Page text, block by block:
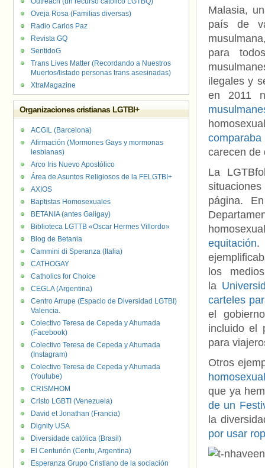
Malasia,
país de
para
ilegales y
en 2011
carecen de
La
página.
equitación.
los
la
carteles
el
incluido el
para
Otros
que ya
de un
la
por usar
Oveja Rosa (Familias diversas)
Radio Carlos Paz
Revista GQ
SentidoG
Trans Lives Matter (Recordando a Nuestros
Muertos/listado personas trans asesinadas)
XtraMagazine
Organizaciones cristianas LGTBI+
ACGIL (Barcelona)
Afirmación (Mormones Gays y mormonas
lesbianas)
Arco Iris Nuevo Apostólico
Área de Asuntos Religiosos de la FELGTBI+
AXIOS
Baptistas Homosexuales
BETANIA (antes Galigay)
Biblioteca LGTTB «Oscar Hermes Villordo»
Blog de Betania
Cammini di Speranza (Italia)
CATHOGAY
Catholics for Choice
CEGLA (Argentina)
Centro Arrupe (Espacio de Diversidad LGTBI)
Valencia.
Colectivo Teresa de Cepeda y Ahumada
(Facebook)
Colectivo Teresa de Cepeda y Ahumada
(Instagram)
Colectivo Teresa de Cepeda y Ahumada
(Youtube)
CRISMHOM
Cristo LGBTI (Venezuela)
David et Jonathan (Francia)
Dignity USA
Diversidade católica (Brasil)
El Centurión (Centu, Argentina)
Esperanza Grupo Cristiano de la sociación